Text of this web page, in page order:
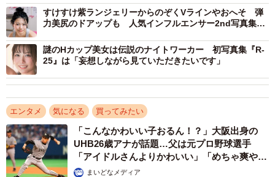
すけすけ紫ランジェリーからのぞくVラインやおへそ 弾
力美尻のドアップも 人気インフルエンサー2nd写真集
謎のHカップ美女は伝説のナイトワーカー 初写真集『R-
25』は「妄想しながら見ていただきたいです」
エンタメ 気になる 買ってみたい
「こんなかわいい子おるん！？」大阪出身の
UHB26歳アナが話題…父は元プロ野球選手
「アイドルさんよりかわいい」「めちゃ爽や
か」まいどなメディア